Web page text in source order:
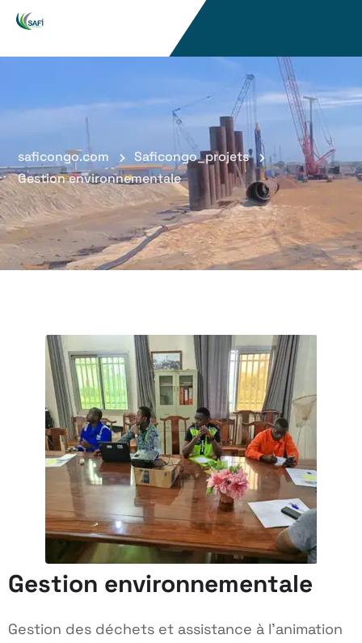
saficongo.com
Saficongo_projets
Gestion environnementale
Gestion environnementale
Gestion des déchets et assistance à l’animation